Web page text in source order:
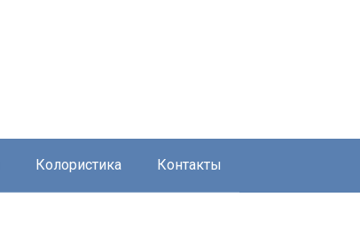
Колористика Контакты